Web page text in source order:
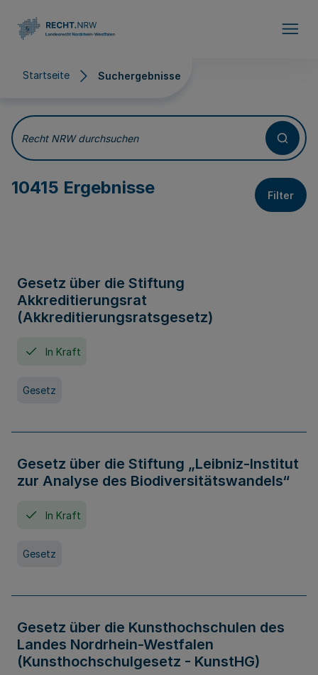
Startseite Suchergebnisse
Suchergebnisse
Recht NRW durchsuchen
10415 Ergebnisse Filter
Gesetz über die Stiftung
Akkreditierungsrat
(Akkreditierungsratsgesetz)
In Kraft
Gesetz
Gesetz über die Stiftung „Leibniz-Institut
zur Analyse des Biodiversitätswandels“
In Kraft
Gesetz
Gesetz über die Kunsthochschulen des
Landes Nordrhein-Westfalen
(Kunsthochschulgesetz - KunstHG)